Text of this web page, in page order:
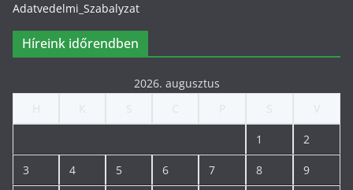
Adatvedelmi_Szabalyzat
Híreink időrendben
2026. augusztus
1 2
3 4 5 6 7 8 9